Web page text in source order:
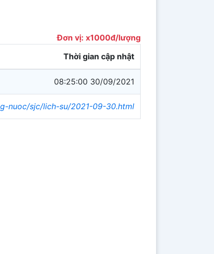
Đơn vị: x1000đ/lượng
Thời gian cập nhật
08:25:00 30/09/2021
nuoc/sjc/lich-su/2021-09-30.html